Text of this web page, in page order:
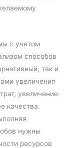
с учетом
способов
так и
увеличения
увеличение
качества.
нужны
ресурсов